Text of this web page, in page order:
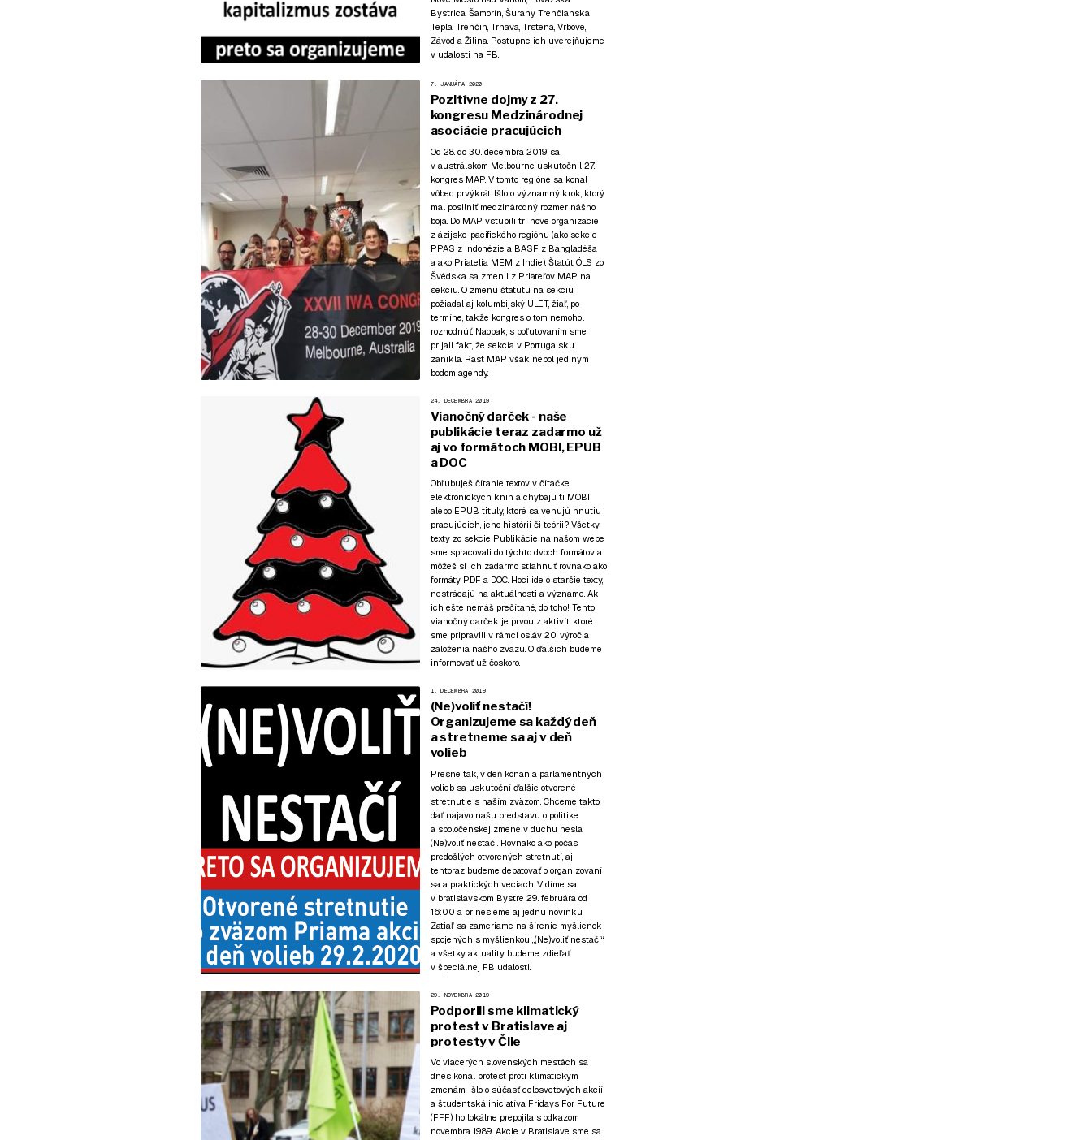
Bystrica, Šamorín, Šurany, Trenčianska
Teplá, Trenčín, Trnava, Trstená, Vrbové,
Závod a Žilina. Postupne ich uverejňujeme
v udalosti na FB
7. JANUÁRA 2020
Pozitívne dojmy z 27.
kongresu Medzinárodnej
asociácie pracujúcich
Od 28. do 30. decembra 2019 sa
v austrálskom Melbourne uskutočnil 27.
kongres MAP. V tomto regióne sa konal
vôbec prvýkrát. Išlo o významný krok, ktorý
mal posilniť medzinárodný rozmer nášho
boja. Do MAP vstúpili tri nové organizácie
z ázijsko-pacifického regiónu (ako sekcie
PPAS z Indonézie a BASF z Bangladéša
a ako Priatelia MEM z Indie). Štatút ÖLS zo
Švédska sa zmenil z Priateľov MAP na
sekciu. O zmenu štatútu na sekciu
požiadal aj kolumbijský ULET, žiaľ, po
termíne, takže kongres o tom nemohol
rozhodnúť. Naopak, s poľutovaním sme
prijali fakt, že sekcia v Portugalsku
zanikla. Rast MAP však nebol jediným
bodom agendy.
24. DECEMBRA 2019
Vianočný darček - naše
publikácie teraz zadarmo už
aj vo formátoch MOBI, EPUB
a DOC
Obľubuješ čítanie textov v čítačke
elektronických kníh a chýbajú ti MOBI
alebo EPUB tituly, ktoré sa venujú hnutiu
pracujúcich, jeho histórii či teórii? Všetky
texty zo sekcie Publikácie na našom webe
sme spracovali do týchto dvoch formátov a
môžeš si ich zadarmo stiahnuť rovnako ako
formáty PDF a DOC. Hoci ide o staršie texty,
nestrácajú na aktuálnosti a význame. Ak
ich ešte nemáš prečítané, do toho! Tento
vianočný darček je prvou z aktivít, ktoré
sme pripravili v rámci osláv 20. výročia
založenia nášho zväzu. O ďalších budeme
informovať už čoskoro.
1. DECEMBRA 2019
(Ne)voliť nestačí!
Organizujeme sa každý deň
a stretneme sa aj v deň
volieb
Presne tak, v deň konania parlamentných
volieb sa uskutoční ďalšie otvorené
stretnutie s naším zväzom. Chceme takto
dať najavo našu predstavu o politike
a spoločenskej zmene v duchu hesla
(Ne)voliť nestačí. Rovnako ako počas
predošlých otvorených stretnutí, aj
tentoraz budeme debatovať o organizovaní
sa a praktických veciach. Vidíme sa
v bratislavskom Bystre 29. februára od
16:00 a prinesieme aj jednu novinku.
Zatiaľ sa zameriame na šírenie myšlienok
spojených s myšlienkou „(Ne)voliť nestačí“
a všetky aktuality budeme zdieľať
v špeciálnej FB udalosti.
29. NOVEMBRA 2019
Podporili sme klimatický
protest v Bratislave aj
protesty v Čile
Vo viacerých slovenských mestách sa
dnes konal protest proti klimatickým
zmenám. Išlo o súčasť celosvetových akcií
a študentská iniciatíva Fridays For Future
(FFF) ho lokálne prepojila s odkazom
novembra 1989. Akcie v Bratislave sme sa